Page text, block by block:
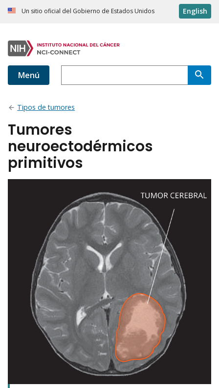
Un sitio oficial del Gobierno de Estados Unidos English
Menú
Tipos de tumores
Tumores
neuroectodérmicos
primitivos